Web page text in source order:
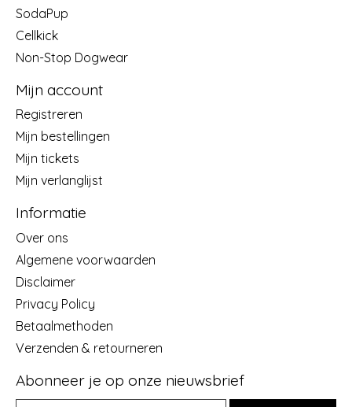
SodaPup
Cellkick
Non-Stop Dogwear
Mijn account
Registreren
Mijn bestellingen
Mijn tickets
Mijn verlanglijst
Informatie
Over ons
Algemene voorwaarden
Disclaimer
Privacy Policy
Betaalmethoden
Verzenden & retourneren
Abonneer je op onze nieuwsbrief